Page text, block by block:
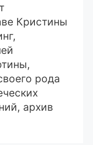
Кристины
рода
архив